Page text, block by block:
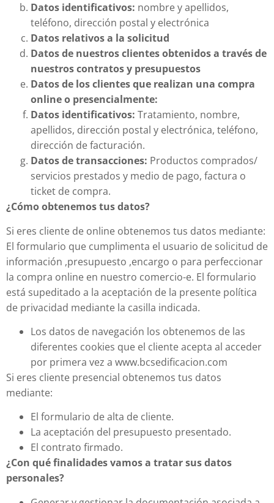
Datos identificativos: nombre y apellidos,
teléfono, dirección postal y electrónica
Datos relativos a la solicitud
Datos de nuestros clientes obtenidos a través de
nuestros contratos y presupuestos
Datos de los clientes que realizan una compra
online o presencialmente:
Datos identificativos: Tratamiento, nombre,
apellidos, dirección postal y electrónica, teléfono,
dirección de facturación.
Datos de transacciones: Productos comprados/
servicios prestados y medio de pago, factura o
ticket de compra.
¿Cómo obtenemos tus datos?
Si eres cliente de online obtenemos tus datos mediante:
El formulario que cumplimenta el usuario de solicitud de
información ,presupuesto ,encargo o para perfeccionar
la compra online en nuestro comercio-e. El formulario
está supeditado a la aceptación de la presente política
de privacidad mediante la casilla indicada.
Los datos de navegación los obtenemos de las
diferentes cookies que el cliente acepta al acceder
por primera vez a www.bcsedificacion.com
Si eres cliente presencial obtenemos tus datos
mediante:
El formulario de alta de cliente.
La aceptación del presupuesto presentado.
El contrato firmado.
¿Con qué finalidades vamos a tratar sus datos
personales?